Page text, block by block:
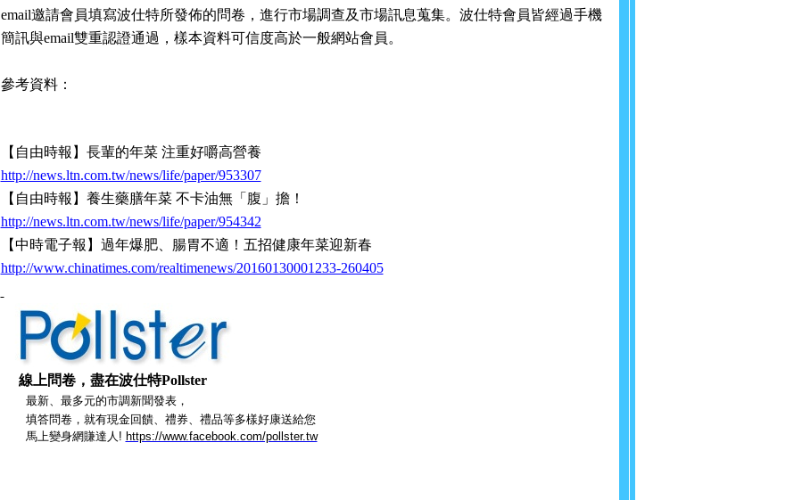
email邀請會員填寫波仕特所發佈的問卷，進行市場調查及市場訊息蒐集。波仕特會員皆經過手機
簡訊與email雙重認證通過 ，樣本資料可信度高於一般網站會員。
參考資料：
【自由時報】長輩的年菜 注重好嚼高營養
http://news.ltn.com.tw/news/life/paper/953307
【自由時報】養生藥膳年菜 不卡油無「腹」擔！
http://news.ltn.com.tw/news/life/paper/954342
【中時電子報】過年爆肥、腸胃不適！五招健康年菜迎新春
http://www.chinatimes.com/realtimenews/20160130001233-260405
線上問卷，盡在波仕特Pollster
最新、最多元的市調新聞發表，
填答問卷，就有現金回饋、禮券、禮品等多樣好康送給您
馬上變身網賺達人 ! https://www.facebook.com/pollster.tw